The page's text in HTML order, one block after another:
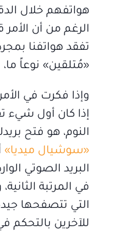
هواتفهم خلال
الرغم من أن الأمر
تفقد هواتفنا
«مُتلقين» نوعاً
وإذا فكرت في
إذا كان أول شيء
النوم، هو فتح
«سوشيال ميديا»
البريد الصوتي
في المرتبة
التي تتصفحها
للآخرين بالتحكم